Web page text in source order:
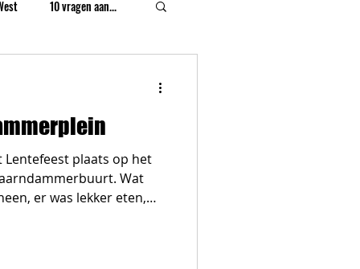
10 vragen aan...
Lentefeest plaats op het
Wat
er was lekker eten,